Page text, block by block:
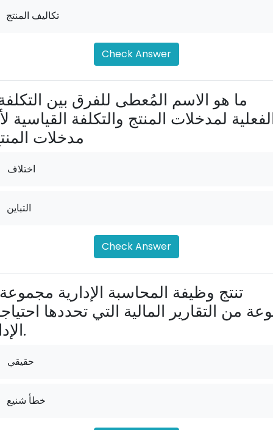
تكاليف المنتج
Check Answer
لمدخلات المنتج والتكلفة القياسية
مدخلات
اختلاف
التباين
Check Answer
من التقارير المالية التي تحددها
الإدارة.
حقيقي
خطأ شنيع